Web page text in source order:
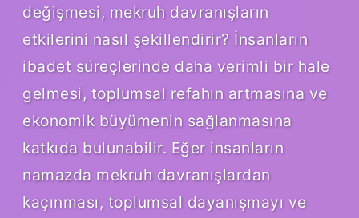
değişmesi, mekruh davranışların
etkilerini nasıl şekillendirir? İnsanların
ibadet süreçlerinde daha verimli bir hale
gelmesi, toplumsal refahın artmasına ve
ekonomik büyümenin sağlanmasına
katkıda bulunabilir. Eğer insanların
namazda mekruh davranışlardan
kaçınması, toplumsal dayanışmayı ve